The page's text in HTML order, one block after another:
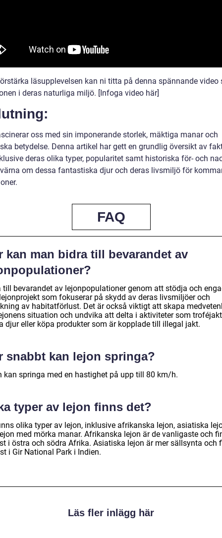
läsupplevelsen kan ni titta på denna spännande video
i deras naturliga miljö. [Infoga video här]
oss med sin imponerande storlek, mäktiga manar och
betydelse. Denna artikel har gett en grundlig översikt av
deras olika typer, popularitet samt historiska för- och
om dessa fantastiska djur och deras livsmiljö för
FAQ
kan man bidra till bevarandet av
till bevarandet av lejonpopulationer genom att stödja och
som fokuserar på skydd av deras livsmiljöer och
av habitatförlust. Det är också viktigt att skapa
situation och undvika att delta i aktiviteter som
djur eller köpa produkter som är kopplade till illegal jakt.
snabbt kan lejon springa?
kan springa med en hastighet på upp till 80 km/h.
typer av lejon finns det?
olika typer av lejon, inklusive afrikanska lejon, asiatiska
med mörka manar. Afrikanska lejon är de vanligaste och
i östra och södra Afrika. Asiatiska lejon är mer sällsynta och
i Gir National Park i Indien.
Läs fler inlägg här